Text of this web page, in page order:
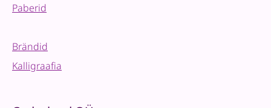
Paberid
Brändid
Kalligraafia